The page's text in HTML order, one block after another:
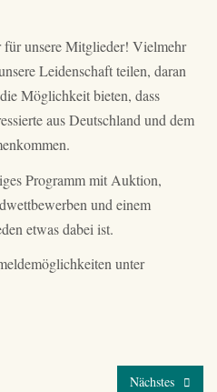
unsere Mitglieder! Vielmehr
Leidenschaft teilen, daran
Möglichkeit bieten, dass
aus Deutschland und dem
Programm mit Auktion,
und einem
etwas dabei ist.
unter
Nächstes